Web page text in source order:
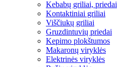
Kebabų griliai, priedai
Kontaktiniai griliai
Viščiukų griliai
Gruzdintuvių priedai
Kepimo plokštumos
Makaronų viryklės
Elektrinės viryklės